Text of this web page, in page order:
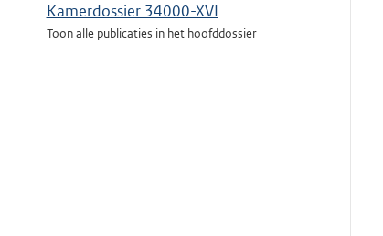
Kamerdossier 34000-XVI
Toon alle publicaties in het hoofddossier